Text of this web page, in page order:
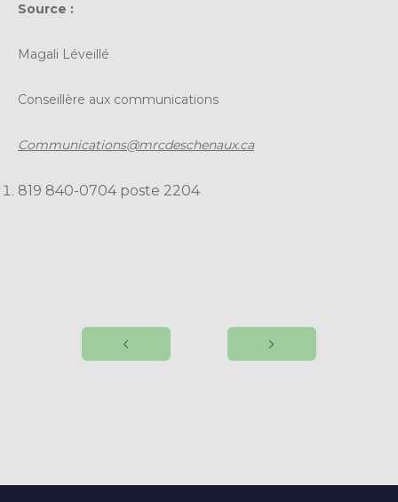
Source :
Magali Léveillé
Conseillère aux communications
Communications@mrcdeschenaux.ca
819 840-0704 poste 2204